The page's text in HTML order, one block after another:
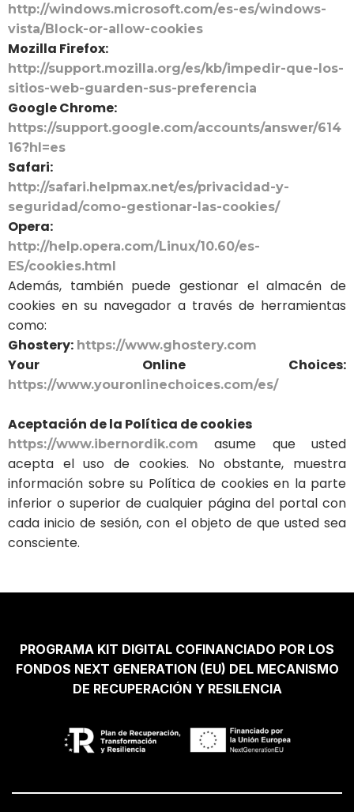
http://windows.microsoft.com/es-es/windows-
vista/Block-or-allow-cookies
Mozilla Firefox:
http://support.mozilla.org/es/kb/impedir-que-los-
sitios-web-guarden-sus-preferencia
Google Chrome:
https://support.google.com/accounts/answer/614
16?hl=es
Safari:
http://safari.helpmax.net/es/privacidad-y-
seguridad/como-gestionar-las-cookies/
Opera:
http://help.opera.com/Linux/10.60/es-
ES/cookies.html
Además, también puede gestionar el almacén de
cookies en su navegador a través de herramientas
como:
Ghostery: https://www.ghostery.com
Your Online Choices:
https://www.youronlinechoices.com/es/
Aceptación de la Política de cookies
https://www.ibernordik.com
asume que usted
acepta el uso de cookies. No obstante, muestra
información sobre su Política de cookies en la parte
inferior o superior de cualquier página del portal con
cada inicio de sesión, con el objeto de que usted sea
consciente.
PROGRAMA KIT DIGITAL COFINANCIADO POR LOS
FONDOS NEXT GENERATION (EU) DEL MECANISMO
DE RECUPERACIÓN Y RESILENCIA